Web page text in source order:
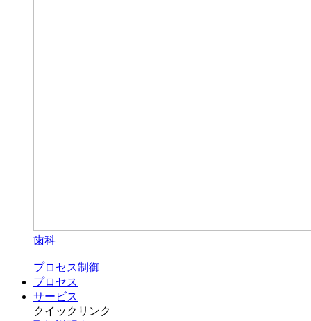
歯科
プロセス制御
プロセス
サービス
クイックリンク